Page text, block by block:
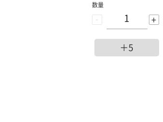
-
数量
+
＋5